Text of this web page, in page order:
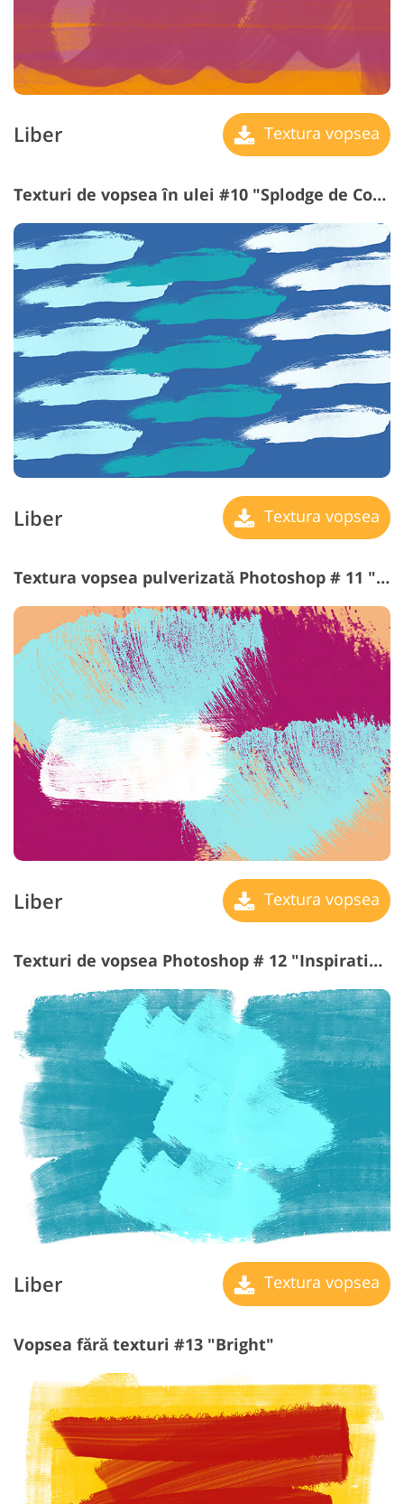
Liber Textura vopsea
Texturi de vopsea în ulei #10 "Splodge de Colors"
Liber Textura vopsea
Textura vopsea pulverizată Photoshop # 11 "Green Strokes"
Liber Textura vopsea
Texturi de vopsea Photoshop # 12 "Inspiration"
Liber Textura vopsea
Vopsea fără texturi #13 "Bright"